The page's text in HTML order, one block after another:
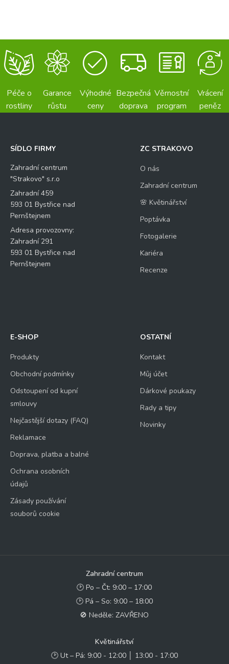
Péče o
rostliny
Garance
růstu
Výhodné
ceny
Bezpečná
doprava
Věrnostní
program
Vrácení
peněz
SÍDLO FIRMY
Zahradní centrum
"Strakovo" s.r.o
Zahradní 459
593 01 Bystřice nad
Pernštejnem
Adresa provozovny:
Zahradní 291
593 01 Bystřice nad
Pernštejnem
ZC STRAKOVO
O nás
Zahradní centrum
🌸 Květinářství
Poptávka
Fotogalerie
Kariéra
Recenze
E-SHOP
Produkty
Obchodní podmínky
Odstoupení od kupní
smlouvy
Nejčastější dotazy (FAQ)
Reklamace
Doprava, platba a balné
Ochrana osobních
údajů
Zásady používání
souborů cookie
OSTATNÍ
Kontakt
Můj účet
Dárkové poukazy
Rady a tipy
Novinky
Zahradní centrum
🕑 Po – Čt: 9:00 – 17:00
🕑 Pá – So: 9:00 – 18:00
🚫 Neděle: ZAVŘENO
Květinářství
🕑 Ut – Pá: 9:00 - 12:00 │ 13:00 - 17:00